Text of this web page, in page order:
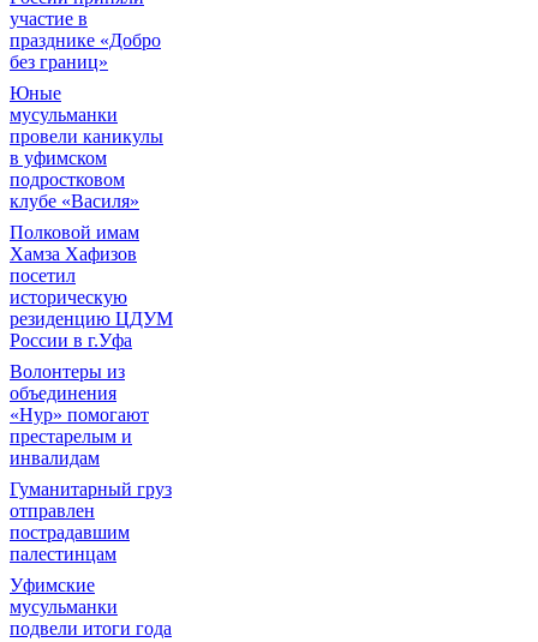
участие в
празднике «Добро
без границ»
Юные
мусульманки
провели каникулы
в уфимском
подростковом
клубе «Василя»
Полковой имам
Хамза Хафизов
посетил
историческую
резиденцию ЦДУМ
России в г.Уфа
Волонтеры из
объединения
«Нур» помогают
престарелым и
инвалидам
Гуманитарный груз
отправлен
пострадавшим
палестинцам
Уфимские
мусульманки
подвели итоги года